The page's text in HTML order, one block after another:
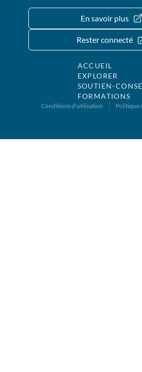
En savoir plus
Rester connecté
ACCUEIL
EXPLORER
SOUTIEN-
FORMATIONS
Conditions d'utilisation Politique